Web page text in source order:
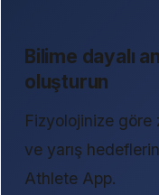
Bilime dayalı
oluşturun
Fizyolojinize göre
ve yarış
Athlete App.